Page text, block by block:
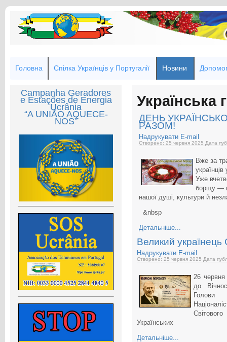
Головна Спілка Українців у Португалії Новини
Campanha Geradores
e Estações de Energia
Ucrânia
“A UNIÃO AQUECE-
NOS”
Українська
ДЕНЬ
РАЗОМ!
Надрукувати E-mail
Створено: 25 червня 2025 Дата
Вже за
Уже
борщу —
нашої душі, культури й
&nbsp
Детальніше...
Великий
Надрукувати E-mail
Створено: 25 червня 2025 Дата
26
до
Голови
Українських
Детальніше...